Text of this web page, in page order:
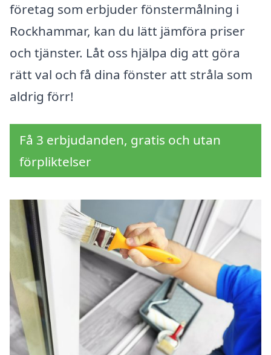
företag som erbjuder fönstermålning i
Rockhammar, kan du lätt jämföra priser
och tjänster. Låt oss hjälpa dig att göra
rätt val och få dina fönster att stråla som
aldrig förr!
Få 3 erbjudanden, gratis och utan
förpliktelser